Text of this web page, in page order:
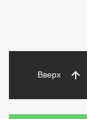
Вверх